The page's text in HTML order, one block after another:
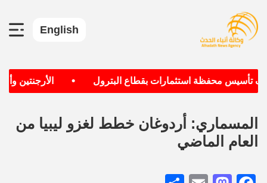
English
تأسيس محفظة استثمارات بقطاع البترول الأرجنتين
المسماري: أردوغان خطط لغزو ليبيا من
العام الماضي